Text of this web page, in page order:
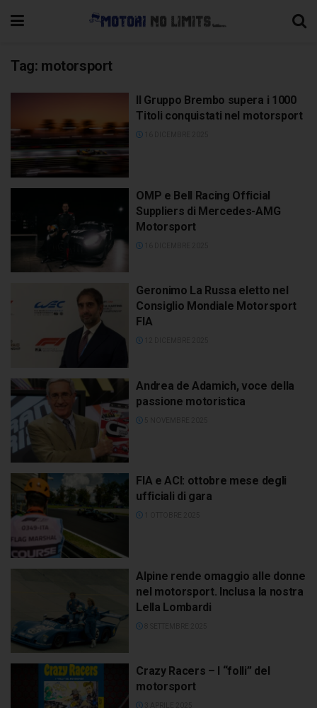
Tag: motorsport
Il Gruppo Brembo supera i 1000
Titoli conquistati nel motorsport
OMP e Bell Racing Official
Suppliers di Mercedes-AMG
Motorsport
Geronimo La Russa eletto nel
Consiglio Mondiale Motorsport
FIA
Andrea de Adamich, voce della
passione motoristica
FIA e ACI: ottobre mese degli
ufficiali di gara
Alpine rende omaggio alle donne
nel motorsport. Inclusa la nostra
Lella Lombardi
Crazy Racers – I “folli” del
motorsport